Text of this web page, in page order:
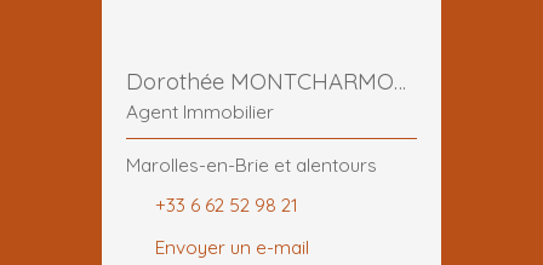
Dorothée MONTCHARMONT
Agent Immobilier
Marolles-en-Brie et alentours
+33 6 62 52 98 21
Envoyer un e-mail